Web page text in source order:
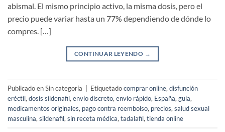
abismal. El mismo principio activo, la misma dosis, pero el
precio puede variar hasta un 77% dependiendo de dónde lo
compres. […]
CONTINUAR LEYENDO →
Publicado en Sin categoría Etiquetadocomprar online, disfunción
eréctil, dosis sildenafil, envío discreto, envío rápido, España, guia,
medicamentos originales, pago contra reembolso, precios, salud sexual
masculina, sildenafil, sin receta médica, tadalafil, tienda online